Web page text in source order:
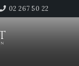
02 267 50 22